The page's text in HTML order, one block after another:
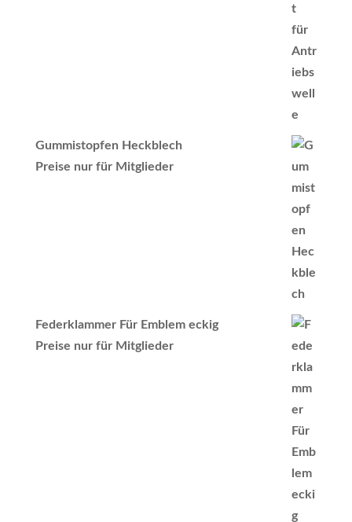
Gummistopfen Heckblech
Preise nur für Mitglieder
Federklammer Für Emblem eckig
Preise nur für Mitglieder